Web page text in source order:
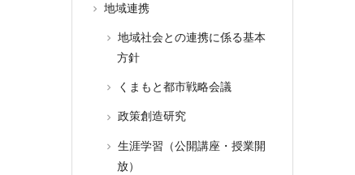
地域連携
地域社会との連携に係る基本
方針
くまもと都市戦略会議
政策創造研究
生涯学習（公開講座・授業開
放）